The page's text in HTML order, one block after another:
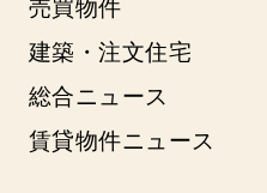
売買物件
建築・注文住宅
総合ニュース
賃貸物件ニュース